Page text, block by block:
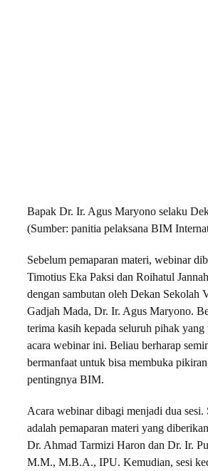
Bapak Dr. Ir. Agus Maryono selaku
(Sumber: panitia pelaksana BIM
Sebelum pemaparan materi, webinar
Timotius Eka Paksi dan Roihatul
dengan sambutan oleh Dekan Sekolah
Gadjah Mada, Dr. Ir. Agus Maryono.
terima kasih kepada seluruh pihak
acara webinar ini. Beliau berharap
bermanfaat untuk bisa membuka
pentingnya BIM.
Acara webinar dibagi menjadi dua sesi.
adalah pemaparan materi yang
Dr. Ahmad Tarmizi Haron dan Dr. Ir.
M.M., M.B.A., IPU. Kemudian, sesi